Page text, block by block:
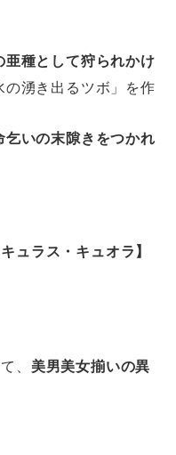
亜種として狩られかけ
湧き出るツボ」を作
乞いの末隙きをつかれ
ュラス・キュオラ】
、 美男美女揃いの異